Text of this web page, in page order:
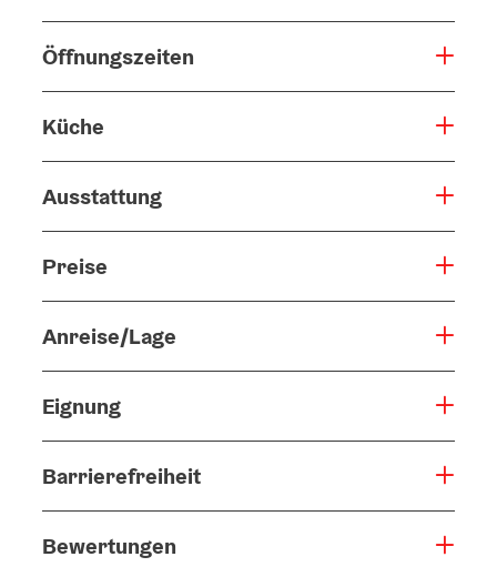
Öffnungszeiten
Küche
Ausstattung
Preise
Anreise/Lage
Eignung
Barrierefreiheit
Bewertungen